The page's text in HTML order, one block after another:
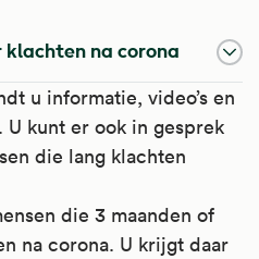
na corona
u informatie, video’s en
kunt er ook in gesprek
die lang klachten
die 3 maanden of
na corona. U krijgt daar